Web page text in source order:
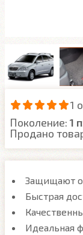
1
Поколение: 1
Продано
Защищают
Быстрая
Идеальная